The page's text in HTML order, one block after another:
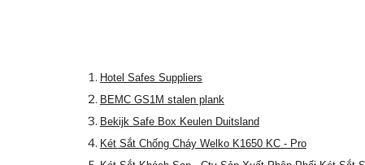
Hotel Safes Suppliers
BEMC GS1M stalen plank
Bekijk Safe Box Keulen Duitsland
Két Sắt Chống Cháy Welko K1650 KC - Pro